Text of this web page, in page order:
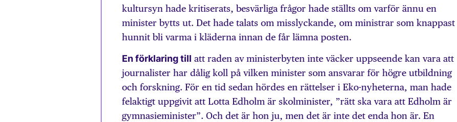
kultursyn hade kritiserats, besvärliga frågor hade ställts om varför ännu en
minister bytts ut. Det hade talats om misslyckande, om ministrar som knappast
hunnit bli varma i kläderna innan de får lämna posten.
En förklaring till att raden av ministerbyten inte väcker uppseende kan vara att
journalister har dålig koll på vilken minister som ansvarar för högre utbildning
och forskning. För en tid sedan hördes en rättelser i Eko-nyheterna, man hade
felaktigt uppgivit att Lotta Edholm är skolminister, ”rätt ska vara att Edholm är
gymnasieminister”. Och det är hon ju, men det är inte det enda hon är. En